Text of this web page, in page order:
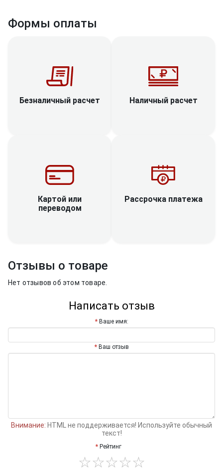
Формы оплаты
Безналичный расчет Наличный расчет
Картой или
переводом
Рассрочка платежа
Отзывы о товаре
Нет отзывов об этом товаре.
Написать отзыв
Ваше имя:
Ваш отзыв
Внимание: HTML не поддерживается! Используйте обычный
текст!
Рейтинг